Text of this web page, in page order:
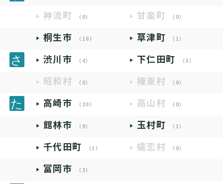
神流町 （0） 甘楽町 （0）
桐生市 （10） 草津町 （1）
渋川市 （4） 下仁田町 （3）
昭和村 （0） 榛東村 （0）
高崎市 （30） 高山村 （0）
館林市 （9） 玉村町 （1）
千代田町 （1） 嬬恋村 （0）
富岡市 （3）